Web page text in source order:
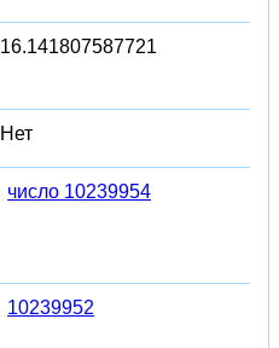
16.141807587721
Нет
число 10239954
10239952